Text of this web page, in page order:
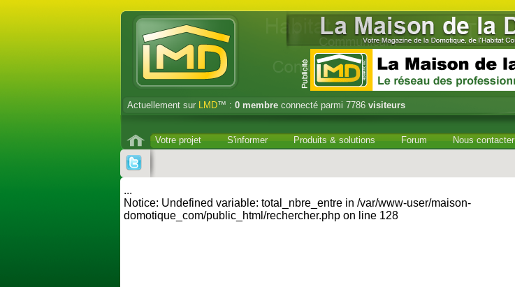
Actuellement sur LMD™ : 0 membre connecté parmi 7786 visiteurs
Votre projet S'informer Produits & solutions Forum Nous contacter
...
Notice: Undefined variable: total_nbre_entre in /var/www-user/maison-
domotique_com/public_html/rechercher.php on line 128